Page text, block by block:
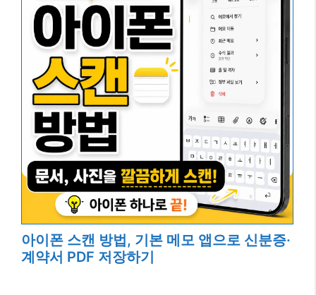
아이폰 스캔 방법, 기본 메모 앱으로 신분증·
계약서 PDF 저장하기